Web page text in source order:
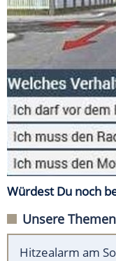
Würdest Du noch
Unsere
Hitzealarm am